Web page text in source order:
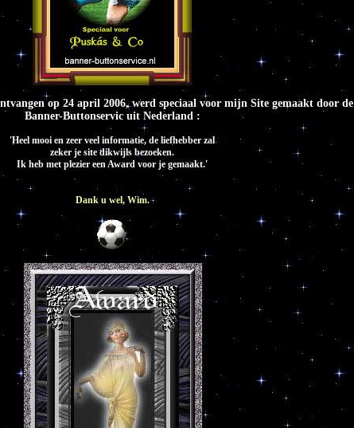
op 24 april 2006, werd speciaal voor mijn Site gemaakt door de
Banner-Buttonservic uit Nederland :
'Heel mooi en zeer veel informatie, de liefhebber zal
zeker je site dikwijls bezoeken.
Ik heb met plezier een Award voor je gemaakt.'
Dank u wel, Wim.